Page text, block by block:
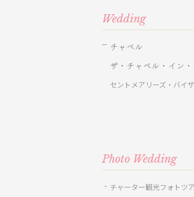
Wedding
チャペル
ザ・チャペル・イン
セントメアリーズ・バイ
Photo Wedding
チャーター観光フォトツ